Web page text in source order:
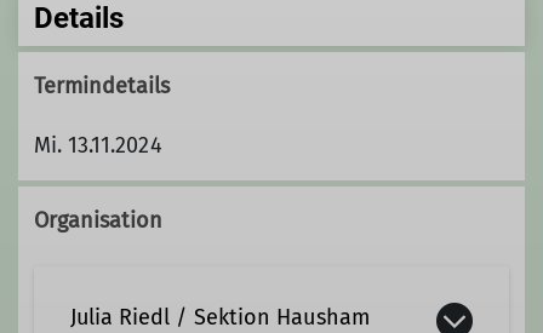
Details
Termindetails
Mi. 13.11.2024
Organisation
Julia Riedl / Sektion Hausham